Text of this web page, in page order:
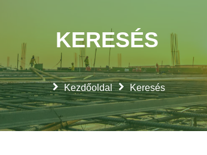
Kezdőoldal Keresés
KERESÉS